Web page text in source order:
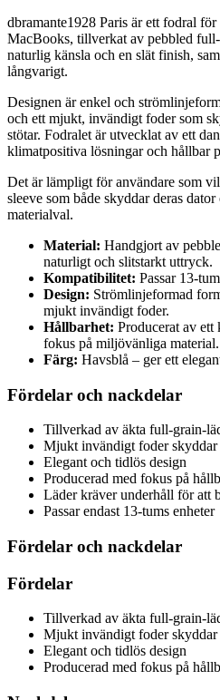
dbramante1928 Paris är ett fodral
MacBooks, tillverkat av pebbled
naturlig känsla och en slät finish,
långvarigt.
Designen är enkel och
och ett mjukt, invändigt foder som
stötar. Fodralet är utvecklat av ett
klimatpositiva lösningar och hållbar
Det är lämpligt för användare som
sleeve som både skyddar deras
materialval.
Material: Handgjort av
naturligt och slitstarkt uttryck.
Kompatibilitet: Passar 13-
Design: Strömlinjeformad
mjukt invändigt foder.
Hållbarhet: Producerat av
fokus på miljövänliga material.
Färg: Havsblå – ger ett
Fördelar och nackdelar
Tillverkad av äkta full-grain-
Mjukt invändigt foder skyddar
Elegant och tidlös design
Producerad med fokus på
Läder kräver underhåll för att
Passar endast 13-tums enheter
Fördelar och nackdelar
Fördelar
Tillverkad av äkta full-grain-
Mjukt invändigt foder skyddar
Elegant och tidlös design
Producerad med fokus på